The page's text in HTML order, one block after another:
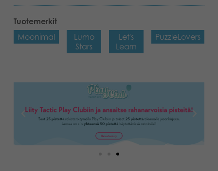
Tuotemerkit
Moonimal
Lumo
Stars
Let's
Learn
PuzzleLovers